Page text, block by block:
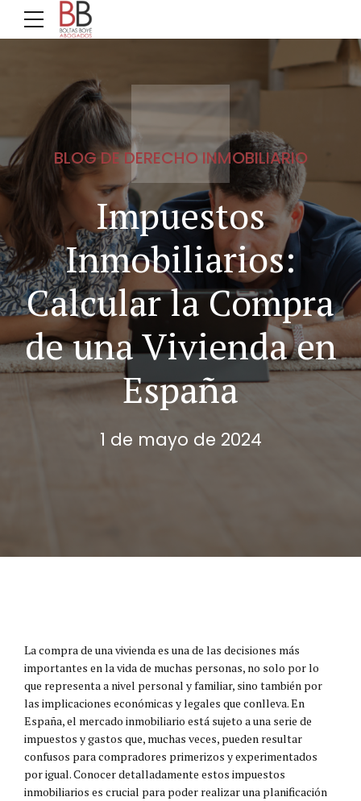
BLOG DE DERECHO INMOBILIARIO
Impuestos
Inmobiliarios:
Calcular la Compra
de una Vivienda en
España
1 de mayo de 2024
La compra de una vivienda es una de las decisiones más
importantes en la vida de muchas personas, no solo por lo
que representa a nivel personal y familiar, sino también por
las implicaciones económicas y legales que conlleva. En
España, el mercado inmobiliario está sujeto a una serie de
impuestos y gastos que, muchas veces, pueden resultar
confusos para compradores primerizos y experimentados
por igual. Conocer detalladamente estos impuestos
inmobiliarios es crucial para poder realizar una planificación